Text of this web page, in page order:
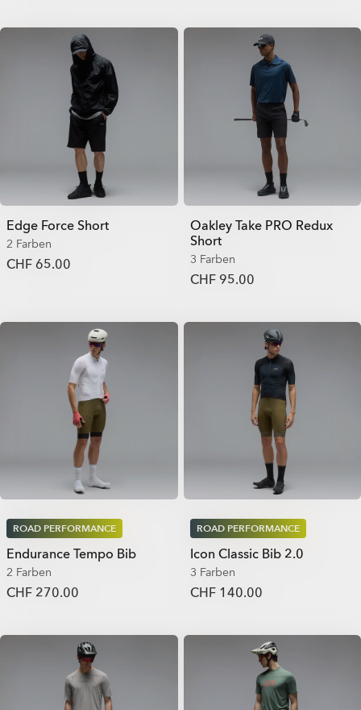
Edge Force Short
2 Farben
CHF 65.00
Oakley Take PRO Redux
Short
3 Farben
CHF 95.00
ROAD PERFORMANCE
Endurance Tempo Bib
2 Farben
CHF 270.00
ROAD PERFORMANCE
Icon Classic Bib 2.0
3 Farben
CHF 140.00